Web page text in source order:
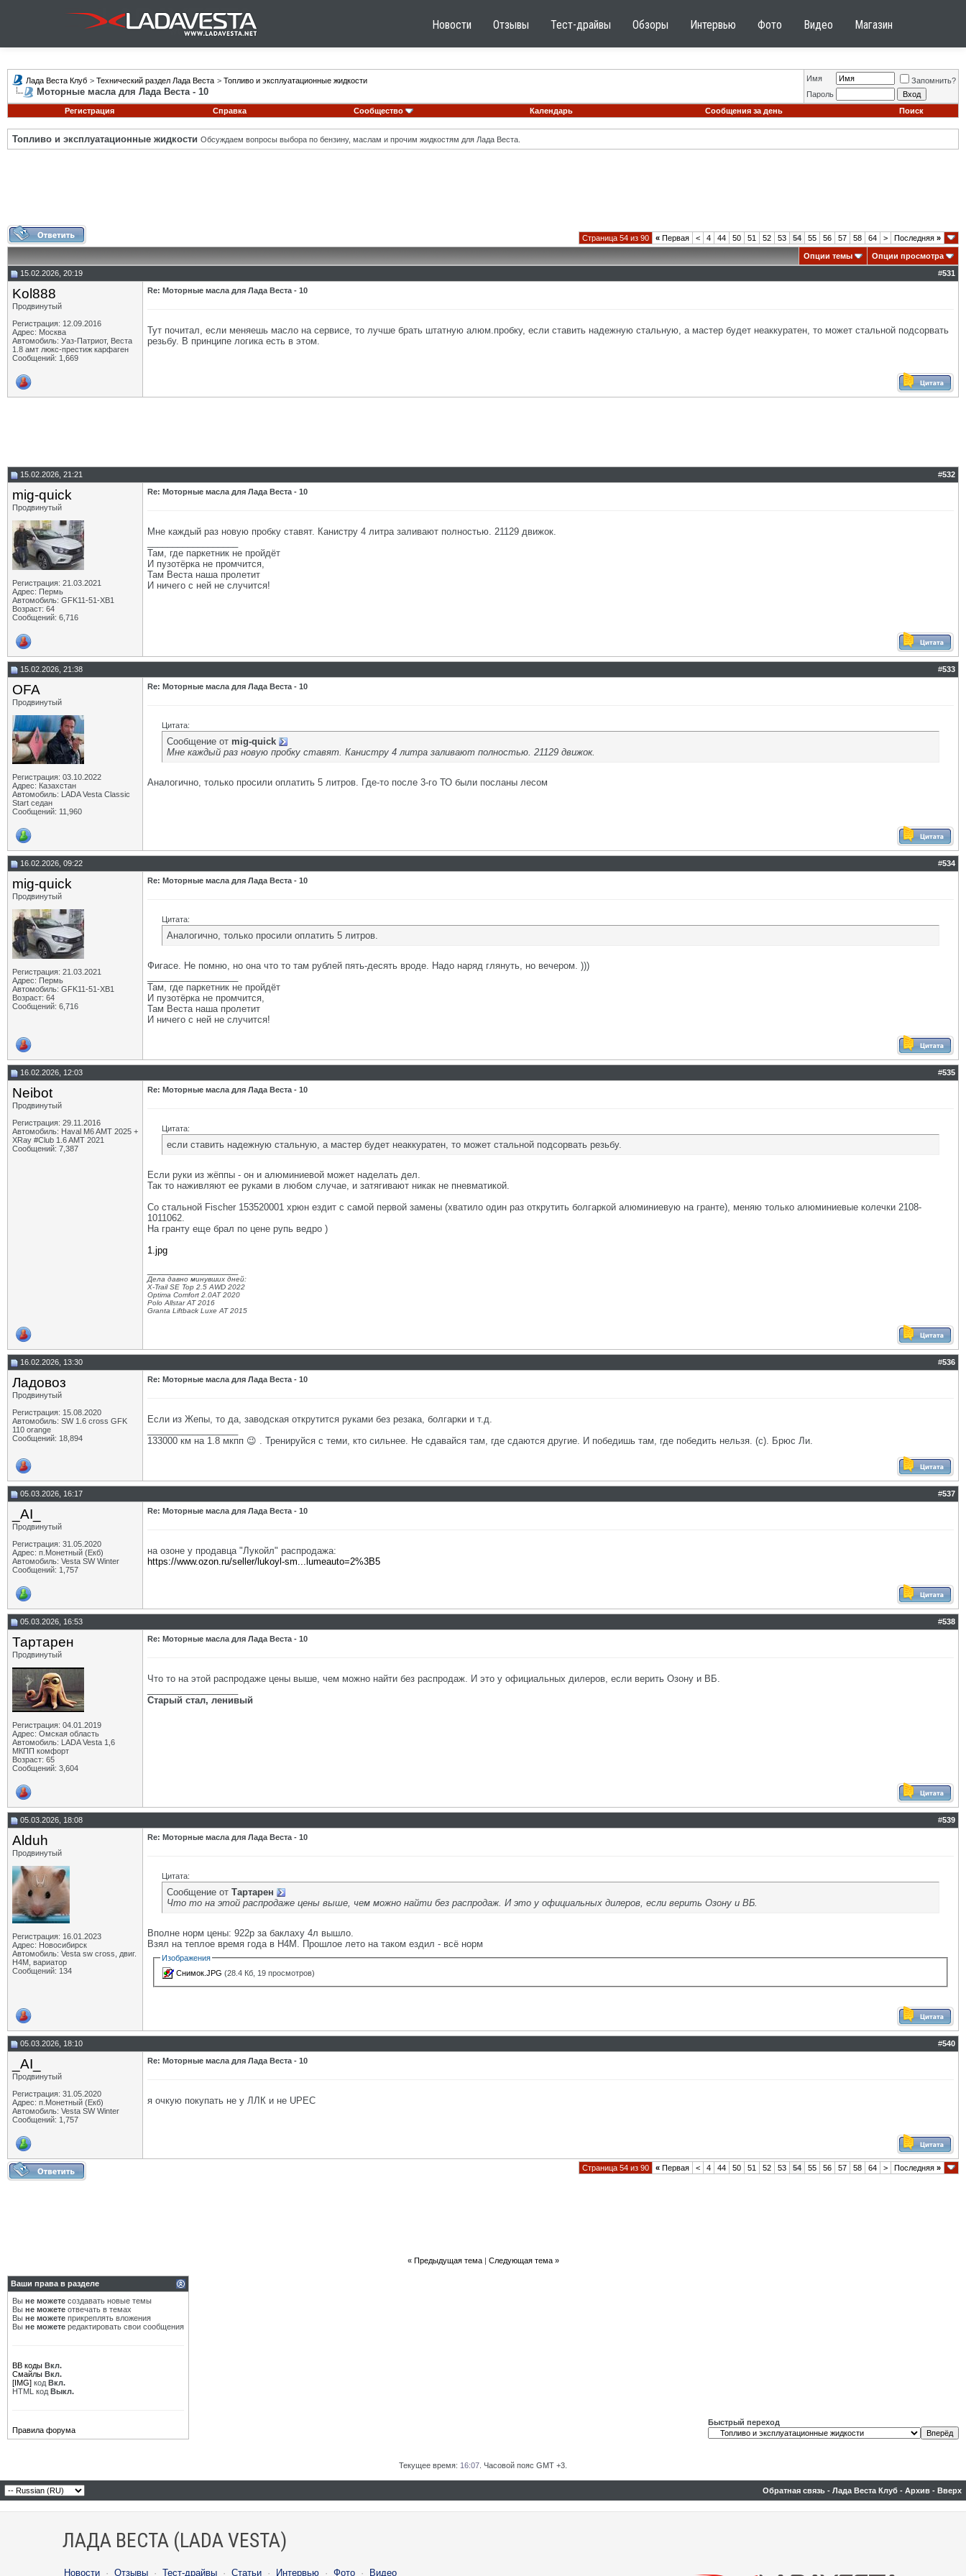
Новости Отзывы Тест-драйвы Обзоры Интервью Фото Видео Магазин
Лада Веста Клуб > Технический раздел Лада Веста > Топливо и эксплуатационные жидкости
Моторные масла для Лада Веста - 10
Имя
Запомнить?
Пароль
Регистрация
Справка Сообщество Календарь Сообщения за день Поиск
Топливо и эксплуатационные жидкости Обсуждаем вопросы выбора по бензину, маслам и прочим жидкостям для Лада Веста.
Страница 54 из 90 « Первая < 4 44 50 51 52 53 54 55 56 57 58 64 > Последняя »
Опции темы
Опции просмотра
15.02.2026, 20:19
#531
Kol888
Продвинутый
Регистрация: 12.09.2016
Адрес: Москва
Автомобиль: Уаз-Патриот, Веста
1.8 амт люкс-престиж карфаген
Сообщений: 1,669
Re: Моторные масла для Лада Веста - 10
Тут почитал, если меняешь масло на сервисе, то лучше брать штатную алюм.пробку, если ставить надежную стальную, а мастер будет неаккуратен, то может стальной подсорвать
резьбу. В принципе логика есть в этом.
15.02.2026, 21:21 #532
mig-quick
Продвинутый
Регистрация: 21.03.2021
Адрес: Пермь
Автомобиль: GFK11-51-ХВ1
Возраст: 64
Сообщений: 6,716
Re: Моторные масла для Лада Веста - 10
Мне каждый раз новую пробку ставят. Канистру 4 литра заливают полностью. 21129 движок.
Там, где паркетник не пройдёт
И пузотёрка не промчится,
Там Веста наша пролетит
И ничего с ней не случится!
15.02.2026, 21:38 #533
OFA
Продвинутый
Регистрация: 03.10.2022
Адрес: Казахстан
Автомобиль: LADA Vesta Classic
Start седан
Сообщений: 11,960
Re: Моторные масла для Лада Веста - 10
Цитата:
Сообщение от mig-quick
Мне каждый раз новую пробку ставят. Канистру 4 литра заливают полностью. 21129 движок.
Аналогично, только просили оплатить 5 литров. Где-то после 3-го ТО были посланы лесом
16.02.2026, 09:22 #534
mig-quick
Продвинутый
Регистрация: 21.03.2021
Адрес: Пермь
Автомобиль: GFK11-51-ХВ1
Возраст: 64
Сообщений: 6,716
Re: Моторные масла для Лада Веста - 10
Цитата:
Аналогично, только просили оплатить 5 литров.
Фигасе. Не помню, но она что то там рублей пять-десять вроде. Надо наряд глянуть, но вечером. )))
Там, где паркетник не пройдёт
И пузотёрка не промчится,
Там Веста наша пролетит
И ничего с ней не случится!
16.02.2026, 12:03 #535
Neibot
Продвинутый
Регистрация: 29.11.2016
Автомобиль: Haval M6 AMT 2025 +
XRay #Club 1.6 AMT 2021
Сообщений: 7,387
Re: Моторные масла для Лада Веста - 10
Цитата:
если ставить надежную стальную, а мастер будет неаккуратен, то может стальной подсорвать резьбу.
Если руки из жёппы - он и алюминиевой может наделать дел.
Так то наживляют ее руками в любом случае, и затягивают никак не пневматикой.
Со стальной Fischer 153520001 хрюн ездит с самой первой замены (хватило один раз открутить болгаркой алюминиевую на гранте), меняю только алюминиевые колечки 2108-
1011062.
На гранту еще брал по цене рупь ведро )
1.jpg
Дела давно минувших дней:
X-Trail SE Top 2.5 AWD 2022
Optima Comfort 2.0AT 2020
Polo Allstar AT 2016
Granta Liftback Luxe AT 2015
16.02.2026, 13:30 #536
Ладовоз
Продвинутый
Регистрация: 15.08.2020
Автомобиль: SW 1.6 cross GFK
110 orange
Сообщений: 18,894
Re: Моторные масла для Лада Веста - 10
Если из Жепы, то да, заводская открутится руками без резака, болгарки и т.д.
133000 км на 1.8 мкпп 😉 . Тренируйся с теми, кто сильнее. Не сдавайся там, где сдаются другие. И победишь там, где победить нельзя. (с). Брюс Ли.
05.03.2026, 16:17 #537
_AI_
Продвинутый
Регистрация: 31.05.2020
Адрес: п.Монетный (Екб)
Автомобиль: Vesta SW Winter
Сообщений: 1,757
Re: Моторные масла для Лада Веста - 10
на озоне у продавца "Лукойл" распродажа:
https://www.ozon.ru/seller/lukoyl-sm...lumeauto=2%3B5
05.03.2026, 16:53 #538
Тартарен
Продвинутый
Регистрация: 04.01.2019
Адрес: Омская область
Автомобиль: LADA Vesta 1,6
МКПП комфорт
Возраст: 65
Сообщений: 3,604
Re: Моторные масла для Лада Веста - 10
Что то на этой распродаже цены выше, чем можно найти без распродаж. И это у официальных дилеров, если верить Озону и ВБ.
Старый стал, ленивый
05.03.2026, 18:08 #539
Alduh
Продвинутый
Регистрация: 16.01.2023
Адрес: Новосибирск
Автомобиль: Vesta sw cross, двиг.
H4M, вариатор
Сообщений: 134
Re: Моторные масла для Лада Веста - 10
Цитата:
Сообщение от Тартарен
Что то на этой распродаже цены выше, чем можно найти без распродаж. И это у официальных дилеров, если верить Озону и ВБ.
Вполне норм цены: 922р за баклаху 4л вышло.
Взял на теплое время года в H4M. Прошлое лето на таком ездил - всё норм
Изображения
Снимок.JPG (28.4 Кб, 19 просмотров)
05.03.2026, 18:10 #540
_AI_
Продвинутый
Регистрация: 31.05.2020
Адрес: п.Монетный (Екб)
Автомобиль: Vesta SW Winter
Сообщений: 1,757
Re: Моторные масла для Лада Веста - 10
я очкую покупать не у ЛЛК и не UPEC
Страница 54 из 90 « Первая < 4 44 50 51 52 53 54 55 56 57 58 64 > Последняя »
« Предыдущая тема| Следующая тема »
Ваши права в разделе
Вы не можете создавать новые темы
Вы не можете отвечать в темах
Вы не можете прикреплять вложения
Вы не можете редактировать свои сообщения
BB коды Вкл.
Смайлы Вкл.
[IMG] код Вкл.
HTML код Выкл.
Правила форума
Быстрый переход
Текущее время: 16:07 . Часовой пояс GMT +3.
Обратная связь - Лада Веста Клуб - Архив - Вверх
ЛАДА ВЕСТА (LADA VESTA)
Новости · Отзывы · Тест-драйвы · Статьи · Интервью · Фото · Видео